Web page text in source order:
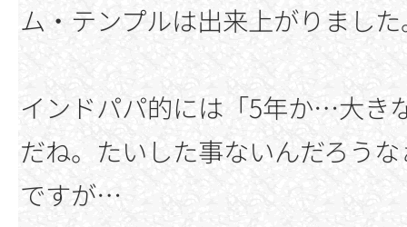
ム・テンプルは出来上がりまし
インドパパ的には「5年か…大き
だね。たいした事ないんだろう
ですが…